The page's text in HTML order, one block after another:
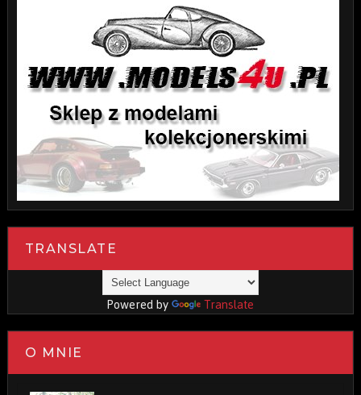
TRANSLATE
Powered by Translate
O MNIE